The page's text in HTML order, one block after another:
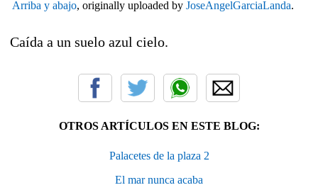
Arriba y abajo, originally uploaded by JoseAngelGarciaLanda.
Caída a un suelo azul cielo.
OTROS ARTÍCULOS EN ESTE BLOG:
Palacetes de la plaza 2
El mar nunca acaba